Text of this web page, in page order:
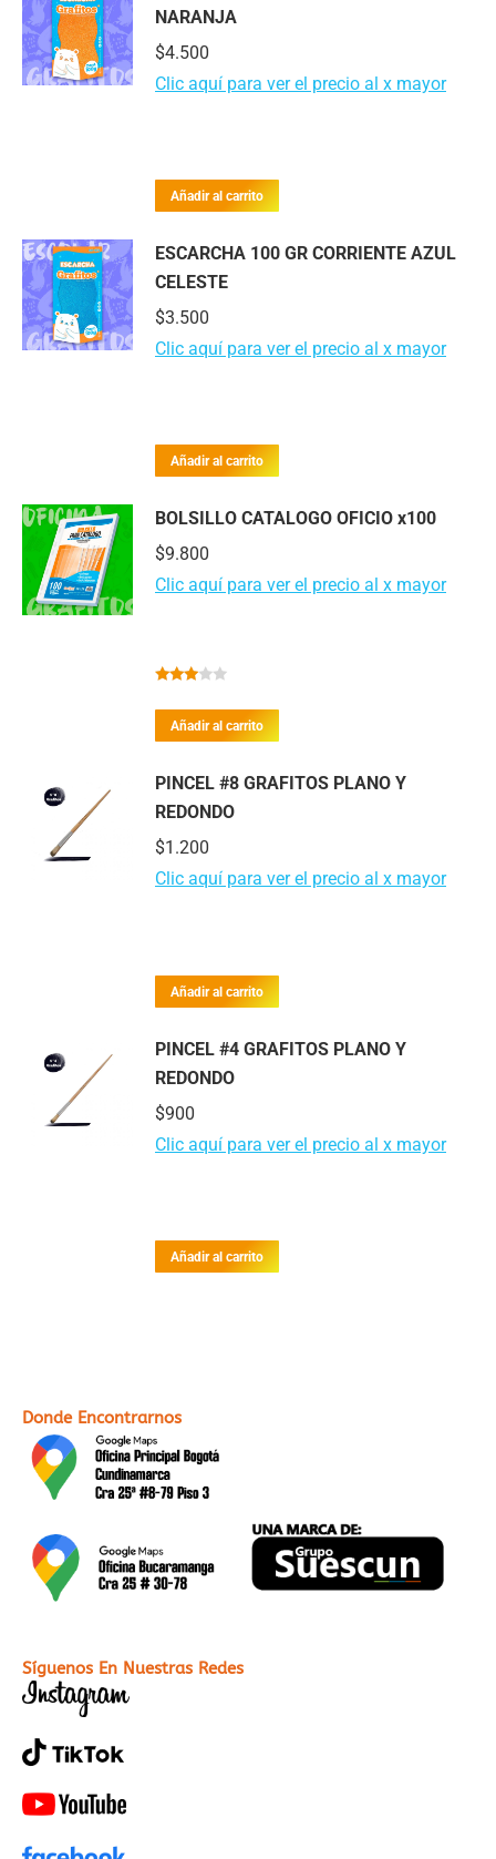
NARANJA
$4.500
Clic aquí para ver el precio al x mayor
Añadir al carrito
ESCARCHA 100 GR CORRIENTE AZUL
CELESTE
$3.500
Clic aquí para ver el precio al x mayor
Añadir al carrito
BOLSILLO CATALOGO OFICIO x100
$9.800
Clic aquí para ver el precio al x mayor
con
2.82
de 5
Añadir al carrito
PINCEL #8 GRAFITOS PLANO Y
REDONDO
$1.200
Clic aquí para ver el precio al x mayor
Añadir al carrito
PINCEL #4 GRAFITOS PLANO Y
REDONDO
$900
Clic aquí para ver el precio al x mayor
Añadir al carrito
Donde Encontrarnos
Síguenos En Nuestras Redes